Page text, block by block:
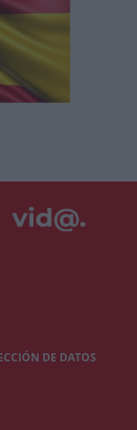
DE DATOS